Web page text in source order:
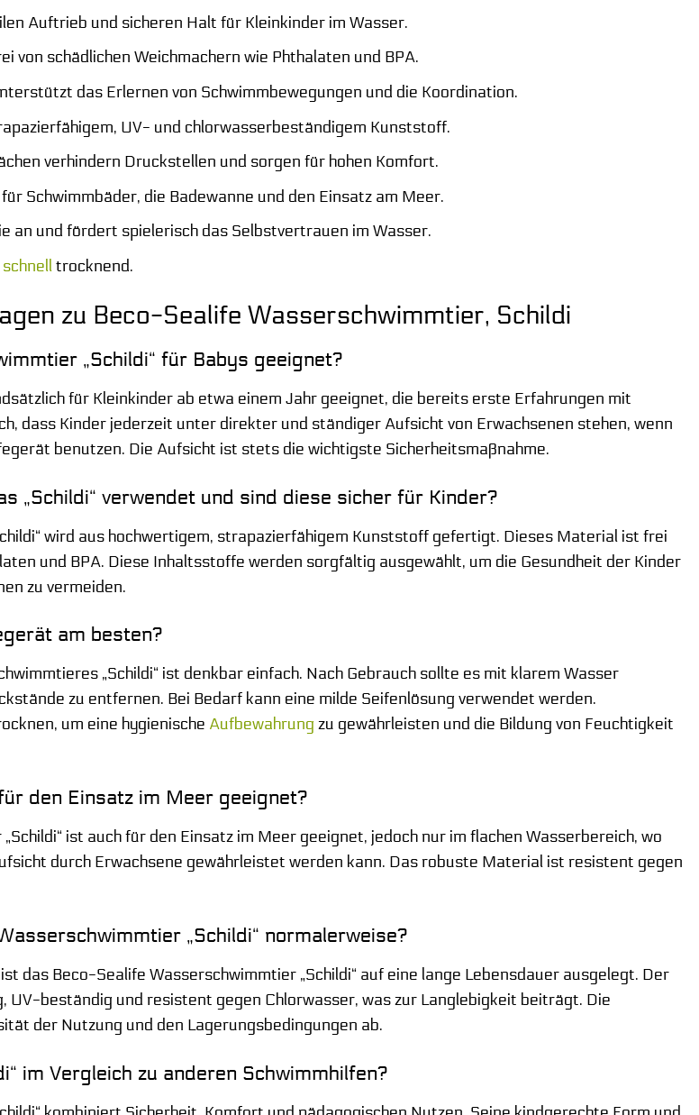
Auftrieb und sicheren Halt für Kleinkinder im Wasser.
von schädlichen Weichmachern wie Phthalaten und BPA.
das Erlernen von Schwimmbewegungen und die Koordination.
UV- und chlorwasserbeständigem Kunststoff.
verhindern Druckstellen und sorgen für hohen Komfort.
Schwimmbäder, die Badewanne und den Einsatz am Meer.
an und fördert spielerisch das Selbstvertrauen im Wasser.
schnelltrocknend.
zu Beco-Sealife Wasserschwimmtier, Schildi
„Schildi“ für Babys geeignet?
für Kleinkinder ab etwa einem Jahr geeignet, die bereits erste Erfahrungen mit
dass Kinder jederzeit unter direkter und ständiger Aufsicht von Erwachsenen stehen, wenn
benutzen. Die Aufsicht ist stets die wichtigste Sicherheitsmaßnahme.
„Schildi“ verwendet und sind diese sicher für Kinder?
wird aus hochwertigem, strapazierfähigem Kunststoff gefertigt. Dieses Material ist frei
und BPA. Diese Inhaltsstoffe werden sorgfältig ausgewählt, um die Gesundheit der Kinder
zu vermeiden.
am besten?
„Schildi“ ist denkbar einfach. Nach Gebrauch sollte es mit klarem Wasser
zu entfernen. Bei Bedarf kann eine milde Seifenlösung verwendet werden.
um eine hygienische Aufbewahrung zu gewährleisten und die Bildung von Feuchtigkeit
den Einsatz im Meer geeignet?
ist auch für den Einsatz im Meer geeignet, jedoch nur im flachen Wasserbereich, wo
durch Erwachsene gewährleistet werden kann. Das robuste Material ist resistent gegen
„Schildi“ normalerweise?
das Beco-Sealife Wasserschwimmtier „Schildi“ auf eine lange Lebensdauer ausgelegt. Der
beständig und resistent gegen Chlorwasser, was zur Langlebigkeit beiträgt. Die
der Nutzung und den Lagerungsbedingungen ab.
im Vergleich zu anderen Schwimmhilfen?